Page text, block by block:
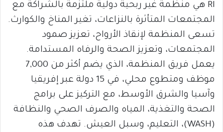
RI هي منظمة غير ربحية دولية ملتزمة بالشراكة مع
المجتمعات المتأثرة بالنزاعات، تغير المناخ والكوارث.
تسعى المنظمة لإنقاذ الأرواح، تعزيز صمود
المجتمعات، وتعزيز الصحة والرفاه المستدامة.
يعمل فريق المنظمة، الذي يضم أكثر من 7,000
موظف ومتطوع محلي، في 15 دولة عبر إفريقيا
وآسيا والشرق الأوسط، مع التركيز على برامج
الصحة والتغذية، المياه والصرف الصحي والنظافة
(WASH)، التعليم، وسبل العيش. تهدف هذه